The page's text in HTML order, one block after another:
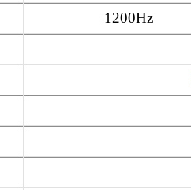
1200Hz